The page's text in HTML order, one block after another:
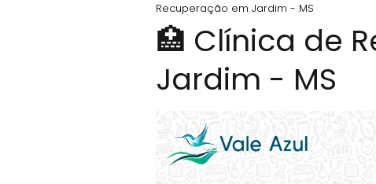
Recuperação em Jardim - MS
🏥 Clínica de
Jardim - MS